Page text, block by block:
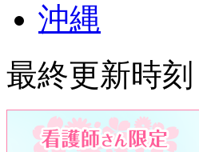
沖縄
最終更新時